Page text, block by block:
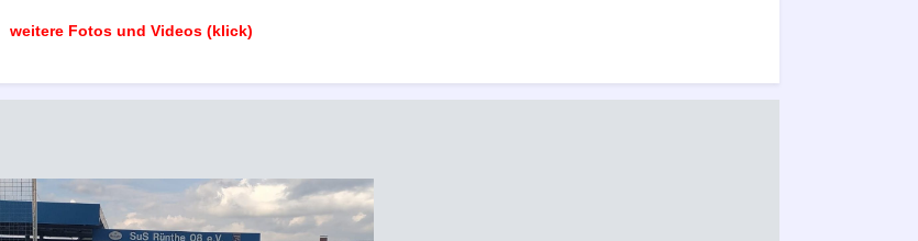
weitere Fotos und Videos (klick)